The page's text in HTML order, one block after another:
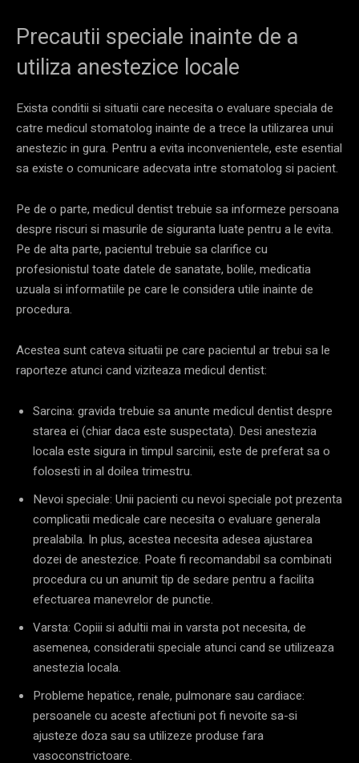
Precautii speciale inainte de a
utiliza anestezice locale
Exista conditii si situatii care necesita o evaluare speciala de
catre medicul stomatolog inainte de a trece la utilizarea unui
anestezic in gura. Pentru a evita inconvenientele, este esential
sa existe o comunicare adecvata intre stomatolog si pacient.
Pe de o parte, medicul dentist trebuie sa informeze persoana
despre riscuri si masurile de siguranta luate pentru a le evita.
Pe de alta parte, pacientul trebuie sa clarifice cu
profesionistul toate datele de sanatate, bolile, medicatia
uzuala si informatiile pe care le considera utile inainte de
procedura.
Acestea sunt cateva situatii pe care pacientul ar trebui sa le
raporteze atunci cand viziteaza medicul dentist:
Sarcina: gravida trebuie sa anunte medicul dentist despre
starea ei (chiar daca este suspectata). Desi anestezia
locala este sigura in timpul sarcinii, este de preferat sa o
folosesti in al doilea trimestru.
Nevoi speciale: Unii pacienti cu nevoi speciale pot prezenta
complicatii medicale care necesita o evaluare generala
prealabila. In plus, acestea necesita adesea ajustarea
dozei de anestezice. Poate fi recomandabil sa combinati
procedura cu un anumit tip de sedare pentru a facilita
efectuarea manevrelor de punctie.
Varsta: Copiii si adultii mai in varsta pot necesita, de
asemenea, consideratii speciale atunci cand se utilizeaza
anestezia locala.
Probleme hepatice, renale, pulmonare sau cardiace:
persoanele cu aceste afectiuni pot fi nevoite sa-si
ajusteze doza sau sa utilizeze produse fara
vasoconstrictoare.